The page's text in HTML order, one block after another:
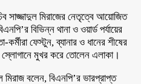
সাজ্জাদুল মিরাজের নেতৃত্বে আয়োজিত
বিভিন্ন থানা ও ওয়ার্ড পর্যায়ের
কর্মীরা ফেস্টুন, ব্যানার ও ধানের শীষের
স্লোগানে মুখর করে তোলেন এলাকা।
মিরাজ বলেন, বিএনপি’র ভারপ্রাপ্ত